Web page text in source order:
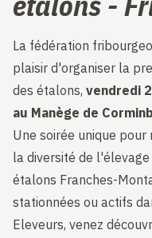
La fédération
plaisir d'organiser la
des étalons, vendredi
au Manège de
Une soirée unique
la diversité de
étalons Franches-
stationnées ou actifs
Eleveurs, venez